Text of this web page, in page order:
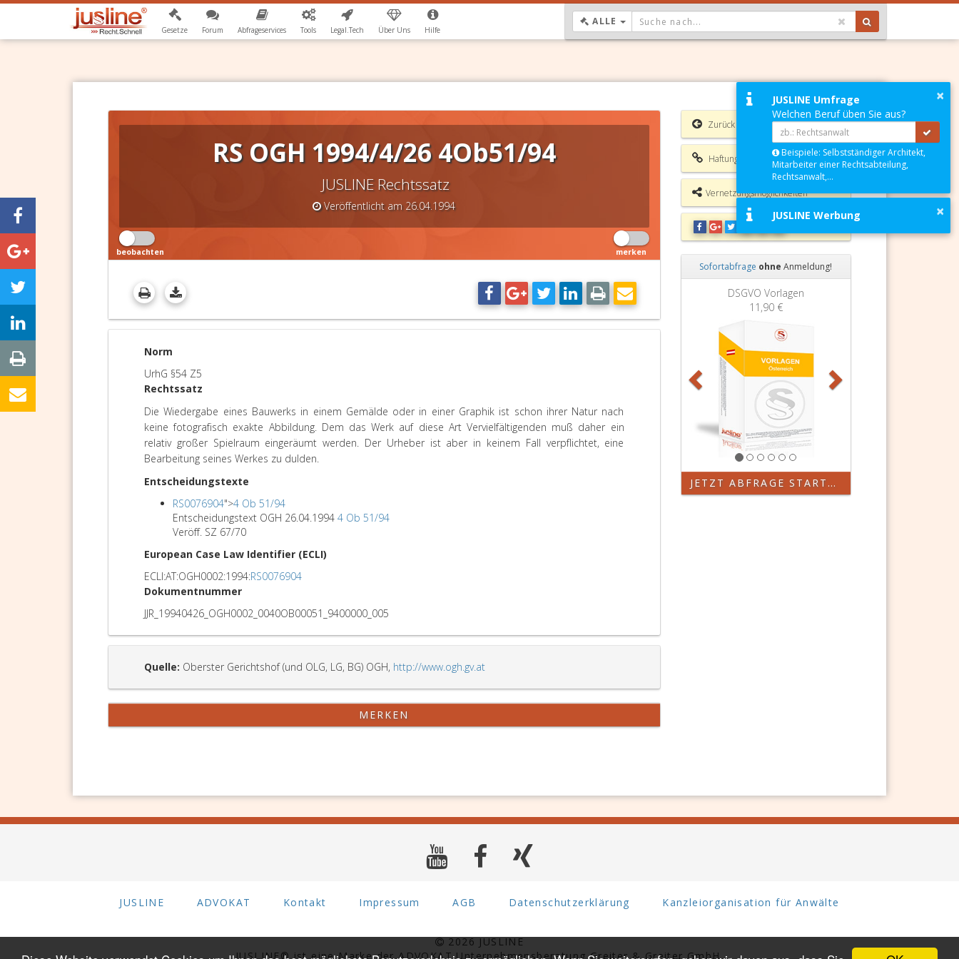
Gesetze Forum Abfrageservices Tools Legal.Tech Über Uns Hilfe
ALLE DROPDOWN: GEWÄHLTER WERT IST ALLE
RS OGH 1994/4/26 4Ob51/94
JUSLINE Rechtssatz
Veröffentlicht am 26.04.1994
beobachten merken
Norm
UrhG §54 Z5
Rechtssatz
Die Wiedergabe eines Bauwerks in einem Gemälde oder in einer Graphik ist schon ihrer Natur nach
keine fotografisch exakte Abbildung. Dem das Werk auf diese Art Vervielfältigenden muß daher ein
relativ großer Spielraum eingeräumt werden. Der Urheber ist aber in keinem Fall verpflichtet, eine
Bearbeitung seines Werkes zu dulden.
Entscheidungstexte
RS0076904">4 Ob 51/94
Entscheidungstext OGH 26.04.1994 4 Ob 51/94
Veröff. SZ 67/70
European Case Law Identifier (ECLI)
ECLI:AT:OGH0002:1994:RS0076904
Dokumentnummer
JJR_19940426_OGH0002_0040OB00051_9400000_005
Quelle: Oberster Gerichtshof (und OLG, LG, BG) OGH, http://www.ogh.gv.at
MERKEN
Zurück
Haftungsausschluss
Vernetzungsmöglichkeiten
Sofortabfrage ohne Anmeldung!
DSGVO Vorlagen
11,90 €
Zurück
JETZT ABFRAGE STARTEN
JUSLINE ADVOKAT Kontakt Impressum AGB Datenschutzerklärung Kanzleiorganisation für Anwälte
2026 JUSLINE
JUSLINE® ist eine Marke der ADVOKAT Unternehmensberatung Greiter & Greiter GmbH.
×
JUSLINE Umfrage
Welchen Beruf üben Sie aus?
Beispiele: Selbstständiger Architekt,
Mitarbeiter einer Rechtsabteilung,
Rechtsanwalt,...
×
JUSLINE Werbung